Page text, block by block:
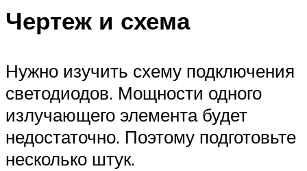
Чертеж и схема
Нужно изучить схему подключения
светодиодов. Мощности одного
излучающего элемента будет
недостаточно. Поэтому подготовьте
несколько штук.